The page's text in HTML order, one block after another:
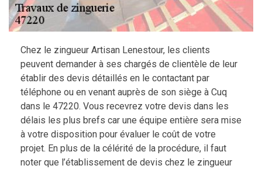
Chez le zingueur Artisan Lenestour, les clients
peuvent demander à ses chargés de clientèle de leur
établir des devis détaillés en le contactant par
téléphone ou en venant auprès de son siège à Cuq
dans le 47220. Vous recevrez votre devis dans les
délais les plus brefs car une équipe entière sera mise
à votre disposition pour évaluer le coût de votre
projet. En plus de la célérité de la procédure, il faut
noter que l’établissement de devis chez le zingueur